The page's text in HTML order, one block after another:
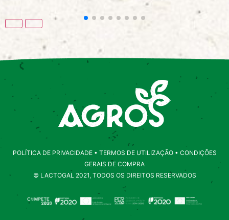
POLÍTICA DE PRIVACIDADE• TERMOS DE UTILIZAÇÃO• CONDIÇÕES
GERAIS DE COMPRA
© LACTOGAL 2021, TODOS OS DIREITOS RESERVADOS